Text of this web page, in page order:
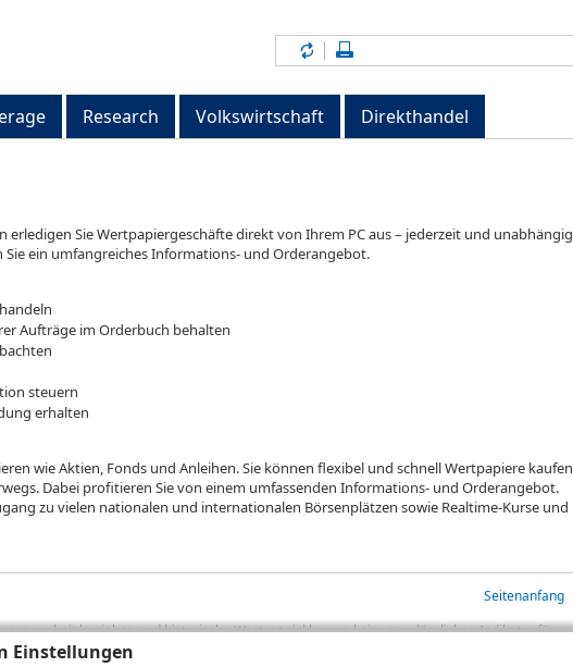
Einstellungen
Inhalte aktualisieren
Research Volkswirtschaft Direkthandel
Sie Wertpapiergeschäfte direkt von Ihrem PC aus – jederzeit und unabhängig
ein umfangreiches Informations- und Orderangebot.
Aufträge im Orderbuch behalten
steuern
erhalten
wie Aktien, Fonds und Anleihen. Sie können flexibel und schnell Wertpapiere kaufen
Dabei profitieren Sie von einem umfassenden Informations- und Orderangebot.
zu vielen nationalen und internationalen Börsenplätzen sowie Realtime-Kurse und
Seitenanfang
beziehen und historische Wertentwicklungen keinen verlässlichen Indikator für
sich stets um Bruttowertangaben. Bei Bruttowertangaben sind Transaktionskosten (wie z.B.